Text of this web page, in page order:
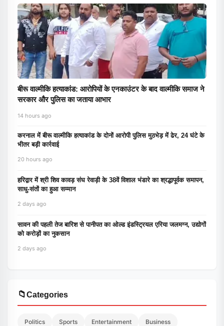
बीरू वाल्मीकि हत्याकांड: आरोपियों के एनकाउंटर के बाद वाल्मीकि समाज ने
सरकार और पुलिस का जताया आभार
14 hours ago
करनाल में बीरू वाल्मीकि हत्याकांड के दोनों आरोपी पुलिस मुठभेड़ में ढेर, 24 घंटे के
भीतर बड़ी कार्रवाई
20 hours ago
हरिद्वार में श्री शिव कावड़ संघ रेवाड़ी के 38वें विशाल भंडारे का श्रद्धापूर्वक समापन,
साधु-संतों का हुआ सम्मान
2 days ago
सावन की पहली तेज बारिश से पानीपत का ओल्ड इंडस्ट्रियल एरिया जलमग्न, उद्योगों
को करोड़ों का नुकसान
2 days ago
📁Categories
Politics Sports Entertainment Business